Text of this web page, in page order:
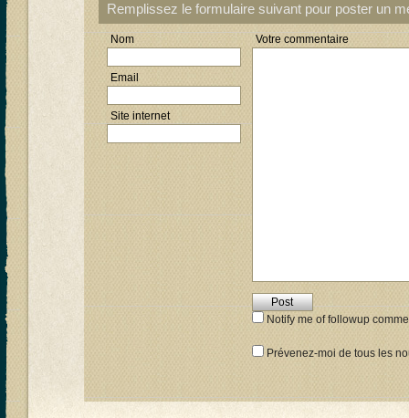
Remplissez le formulaire suivant pour poster un
Nom
Email
Site internet
Votre commentaire
Notify me of followup
Prévenez-moi de tous les